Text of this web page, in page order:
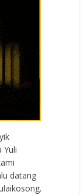
Yuli
datang